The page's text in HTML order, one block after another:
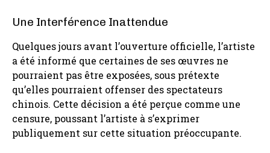
Une Interférence Inattendue
Quelques jours avant l’ouverture officielle, l’artiste
a été informé que certaines de ses œuvres ne
pourraient pas être exposées, sous prétexte
qu’elles pourraient offenser des spectateurs
chinois. Cette décision a été perçue comme une
censure, poussant l’artiste à s’exprimer
publiquement sur cette situation préoccupante.